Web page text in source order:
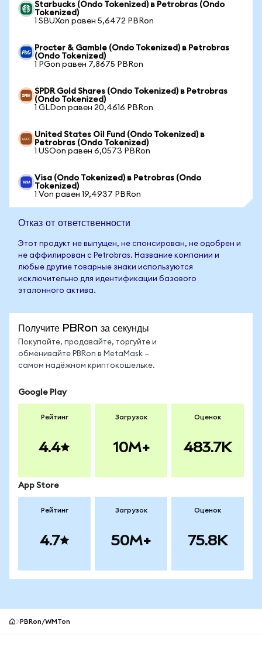
Starbucks (Ondo Tokenized) в Petrobras (Ondo
Tokenized)
1 SBUXon равен 5,6472 PBRon
Procter & Gamble (Ondo Tokenized) в Petrobras
(Ondo Tokenized)
1 PGon равен 7,8675 PBRon
SPDR Gold Shares (Ondo Tokenized) в Petrobras
(Ondo Tokenized)
1 GLDon равен 20,4616 PBRon
United States Oil Fund (Ondo Tokenized) в
Petrobras (Ondo Tokenized)
1 USOon равен 6,0573 PBRon
Visa (Ondo Tokenized) в Petrobras (Ondo
Tokenized)
1 Von равен 19,4937 PBRon
Отказ от ответственности
Этот продукт не выпущен, не спонсирован, не одобрен и
не аффилирован с Petrobras. Название компании и
любые другие товарные знаки используются
исключительно для идентификации базового
эталонного актива.
Получите PBRon за секунды
Покупайте, продавайте, торгуйте и
обменивайте PBRon в MetaMask —
самом надёжном криптокошельке.
Google Play
Рейтинг
4.4
Загрузок
10M+
Оценок
483.7K
App Store
Рейтинг
4.7
Загрузок
50M+
Оценок
75.8K
PBRon/WMTon